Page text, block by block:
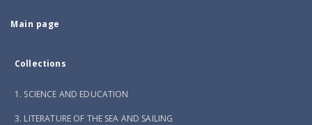
Main page
Collections
1. SCIENCE AND EDUCATION
3. LITERATURE OF THE SEA AND SAILING